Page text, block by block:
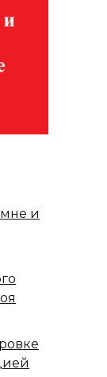
и